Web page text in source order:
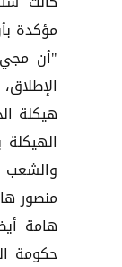
مؤكدة
"أن
هيكلة
والشعب
منصور
هامة
حكومة